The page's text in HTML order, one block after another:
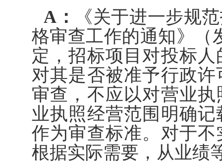
A：
《关于进一步规
格审查工作的通知》（
定，招标项目对投标
对其是否被准予行政
审查，不应以对营业
业执照经营范围明确
作为审查标准。对于
根据实际需要，从业绩